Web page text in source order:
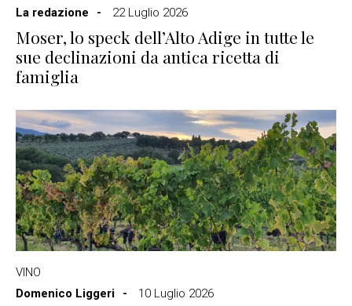
La redazione
22 Luglio 2026
Moser, lo speck dell’Alto Adige in tutte le
sue declinazioni da antica ricetta di
famiglia
VINO
Domenico Liggeri
10 Luglio 2026